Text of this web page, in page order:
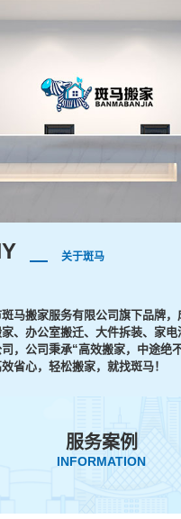
关于斑马
马搬家服务有限公司旗下品牌，
、办公室搬迁、大件拆装、家
，公司秉承“高效搬家，中途绝
省心，轻松搬家，就找斑马！
服务案例
INFORMATION